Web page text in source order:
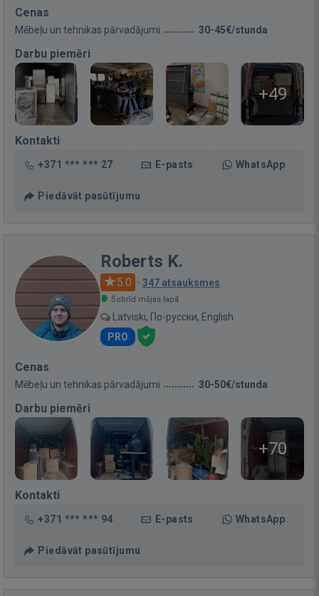
Cenas
Mēbeļu un tehnikas pārvadājumi 30-45€/stunda
Darbu piemēri
+49
Kontakti
+371 *** *** 27 E-pasts WhatsApp
Piedāvāt pasūtījumu
Roberts K.
5.0 · 347 atsauksmes
Šobrīd mājas lapā
Latviski, По-русски, English
PRO
Cenas
Mēbeļu un tehnikas pārvadājumi 30-50€/stunda
Darbu piemēri
+70
Kontakti
+371 *** *** 94 E-pasts WhatsApp
Piedāvāt pasūtījumu